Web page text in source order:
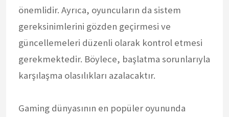
önemlidir. Ayrıca, oyuncuların da sistem
gereksinimlerini gözden geçirmesi ve
güncellemeleri düzenli olarak kontrol etmesi
gerekmektedir. Böylece, başlatma sorunlarıyla
karşılaşma olasılıkları azalacaktır.
Gaming dünyasının en popüler oyununda